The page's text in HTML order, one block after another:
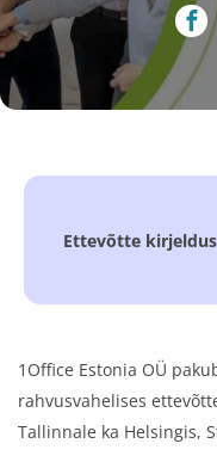
Ettevõtte kirjeldus
1Office Estonia OÜ
rahvusvahelises
Tallinnale ka Helsingis,